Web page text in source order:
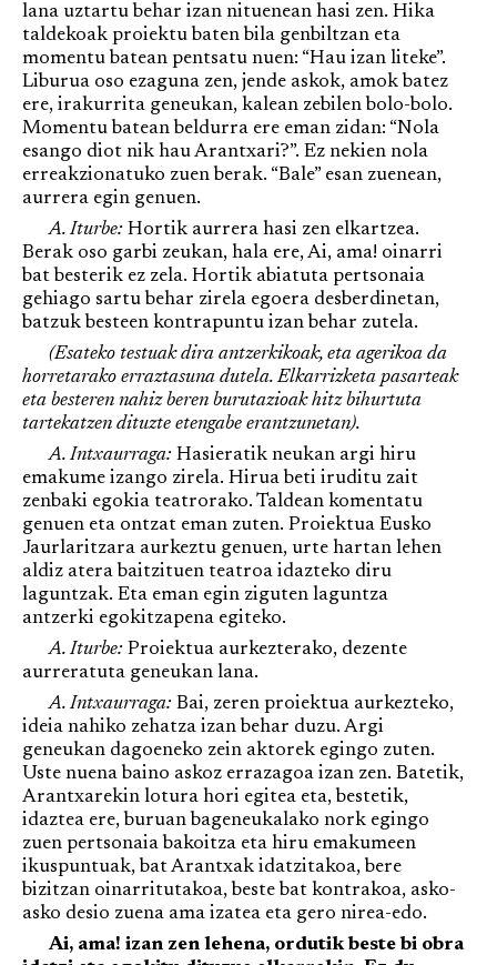
lana uztartu behar izan nituenean hasi zen. Hika
taldekoak proiektu baten bila genbiltzan eta
momentu batean pentsatu nuen: “Hau izan liteke”.
Liburua oso ezaguna zen, jende askok, amok batez
ere, irakurrita geneukan, kalean zebilen bolo-bolo.
Momentu batean beldurra ere eman zidan: “Nola
esango diot nik hau Arantxari?”. Ez nekien nola
erreakzionatuko zuen berak. “Bale” esan zuenean,
aurrera egin genuen.
A. Iturbe: Hortik aurrera hasi zen elkartzea.
Berak oso garbi zeukan, hala ere, Ai, ama! oinarri
bat besterik ez zela. Hortik abiatuta pertsonaia
gehiago sartu behar zirela egoera desberdinetan,
batzuk besteen kontrapuntu izan behar zutela.
(Esateko testuak dira antzerkikoak, eta agerikoa da
horretarako erraztasuna dutela. Elkarrizketa pasarteak
eta besteren nahiz beren burutazioak hitz bihurtuta
tartekatzen dituzte etengabe erantzunetan).
A. Intxaurraga: Hasieratik neukan argi hiru
emakume izango zirela. Hirua beti iruditu zait
zenbaki egokia teatrorako. Taldean komentatu
genuen eta ontzat eman zuten. Proiektua Eusko
Jaurlaritzara aurkeztu genuen, urte hartan lehen
aldiz atera baitzituen teatroa idazteko diru
laguntzak. Eta eman egin ziguten laguntza
antzerki egokitzapena egiteko.
A. Iturbe: Proiektua aurkezterako, dezente
aurreratuta geneukan lana.
A. Intxaurraga: Bai, zeren proiektua aurkezteko,
ideia nahiko zehatza izan behar duzu. Argi
geneukan dagoeneko zein aktorek egingo zuten.
Uste nuena baino askoz errazagoa izan zen. Batetik,
Arantxarekin lotura hori egitea eta, bestetik,
idaztea ere, buruan bageneukalako nork egingo
zuen pertsonaia bakoitza eta hiru emakumeen
ikuspuntuak, bat Arantxak idatzitakoa, bere
bizitzan oinarritutakoa, beste bat kontrakoa, asko-
asko desio zuena ama izatea eta gero nirea-edo.
Ai, ama! izan zen lehena, ordutik beste bi obra